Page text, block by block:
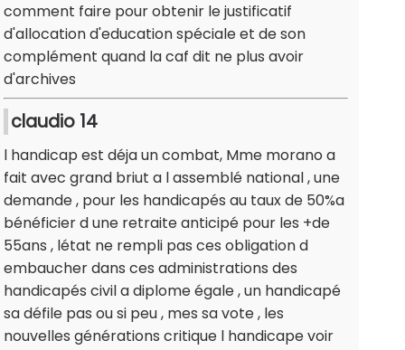
comment faire pour obtenir le justificatif
d'allocation d'education spéciale et de son
complément quand la caf dit ne plus avoir
d'archives
claudio 14
l handicap est déja un combat, Mme morano a
fait avec grand briut a l assemblé national , une
demande , pour les handicapés au taux de 50%a
bénéficier d une retraite anticipé pour les +de
55ans , létat ne rempli pas ces obligation d
embaucher dans ces administrations des
handicapés civil a diplome égale , un handicapé
sa défile pas ou si peu , mes sa vote , les
nouvelles générations critique l handicape voir